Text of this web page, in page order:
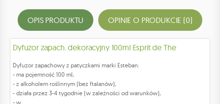
OPIS PRODUKTU OPINIE O PRODUKCIE (0)
Dyfuzor zapach. dekoracyjny 100ml Esprit de The
Dyfuzor zapachowy z patyczkami marki Esteban:
- ma pojemność 100 ml,
- z alkoholem roślinnym (bez ftalanów),
- działa przez 3-4 tygodnie (w zależności od warunków),
- w ...